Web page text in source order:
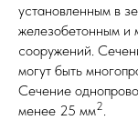
установленным в
железобетонным и
сооружений.
могут быть
Сечение
менее 25 мм2